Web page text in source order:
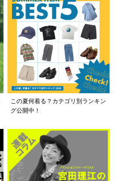
この夏何着る？カテゴリ別ランキン
グ公開中！